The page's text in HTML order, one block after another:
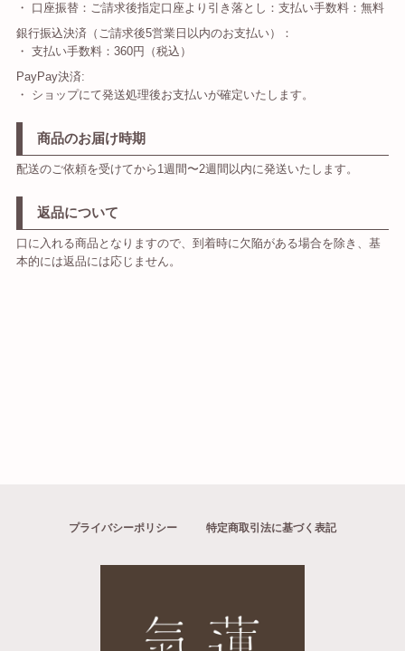
・ 口座振替：ご請求後指定口座より引き落とし：支払い手数料：無料
銀行振込決済（ご請求後5営業日以内のお支払い）：
・ 支払い手数料：360円（税込）
PayPay決済:
・ ショップにて発送処理後お支払いが確定いたします。
商品のお届け時期
配送のご依頼を受けてから1週間〜2週間以内に発送いたします。
返品について
口に入れる商品となりますので、到着時に欠陥がある場合を除き、基
本的には返品には応じません。
プライバシーポリシー 特定商取引法に基づく表記